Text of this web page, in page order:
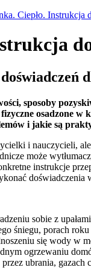
Ciepło. Instrukcja
sposoby
fizyczne
i jakie są
i nauczycieli,
może
instrukcje
sobie z
śniegu, porach
się wody w
ogrzewaniu
ubrania,